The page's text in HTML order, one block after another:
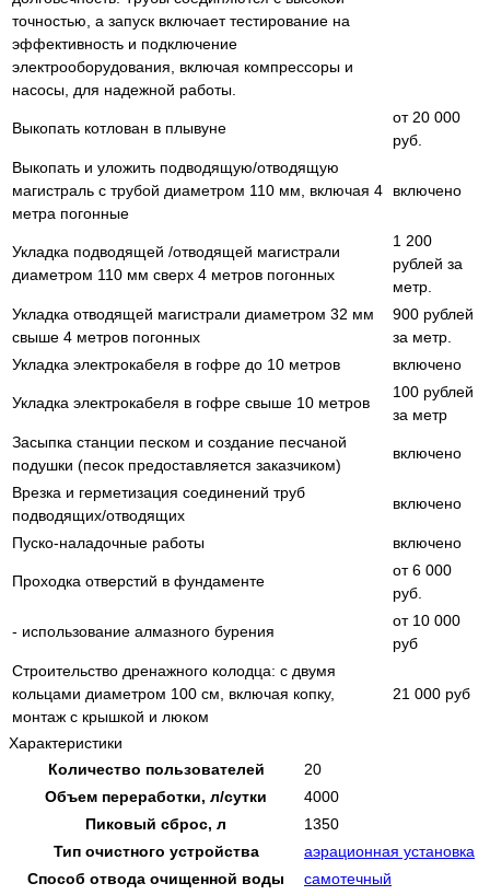
точностью, а запуск включает тестирование на
эффективность и подключение
электрооборудования, включая компрессоры и
насосы, для надежной работы.
Выкопать котлован в плывуне
от 20 000
руб.
Выкопать и уложить подводящую/отводящую
магистраль с трубой диаметром 110 мм, включая 4
метра погонные
включено
Укладка подводящей /отводящей магистрали
диаметром 110 мм сверх 4 метров погонных
1 200
рублей за
метр.
Укладка отводящей магистрали диаметром 32 мм
свыше 4 метров погонных
900 рублей
за метр.
Укладка электрокабеля в гофре до 10 метров
включено
Укладка электрокабеля в гофре свыше 10 метров
100 рублей
за метр
Засыпка станции песком и создание песчаной
подушки (песок предоставляется заказчиком)
включено
Врезка и герметизация соединений труб
подводящих/отводящих
включено
Пуско-наладочные работы включено
Проходка отверстий в фундаменте
от 6 000
руб.
- использование алмазного бурения
от 10 000
руб
Строительство дренажного колодца: с двумя
кольцами диаметром 100 см, включая копку,
монтаж с крышкой и люком
21 000 руб
Характеристики
Количество пользователей
20
Объем переработки, л/сутки
4000
Пиковый сброс, л
1350
Тип очистного устройства
аэрационная установка
Способ отвода очищенной воды
самотечный